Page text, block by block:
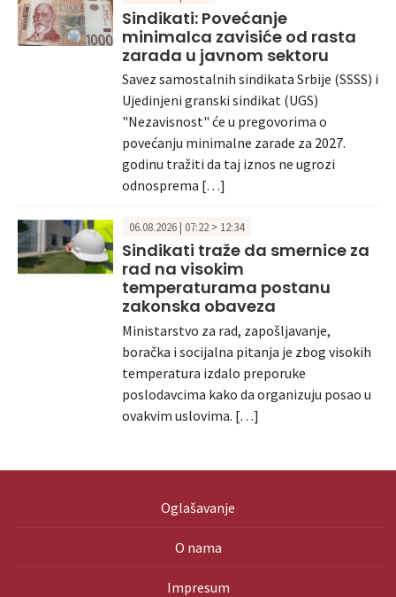
Sindikati: Povećanje
minimalca zavisiće od rasta
zarada u javnom sektoru
Savez samostalnih sindikata Srbije (SSSS) i
Ujedinjeni granski sindikat (UGS)
"Nezavisnost" će u pregovorima o
povećanju minimalne zarade za 2027.
godinu tražiti da taj iznos ne ugrozi
odnosprema […]
06.08.2026 | 07:22 > 12:34
Sindikati traže da smernice za
rad na visokim
temperaturama postanu
zakonska obaveza
Ministarstvo za rad, zapošljavanje,
boračka i socijalna pitanja je zbog visokih
temperatura izdalo preporuke
poslodavcima kako da organizuju posao u
ovakvim uslovima. […]
Oglašavanje
O nama
Impresum